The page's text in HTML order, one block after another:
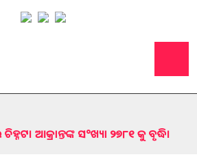
ଆକ୍ରାନ୍ତଙ୍କ ସ°ଖ୍ୟା ୨୭୮୧ କୁ ବୃଦ୍ଧି।